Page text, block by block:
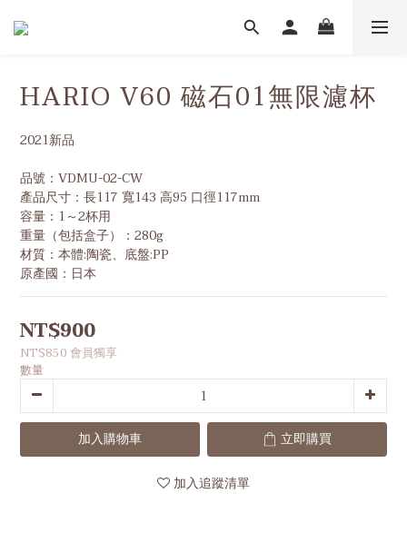
HARIO V60 磁石01無限濾杯
2021新品
品號：VDMU-02-CW
產品尺寸：長117 寬143 高95 口徑117mm
容量：1～2杯用
重量（包括盒子）：280g
材質：本體:陶瓷、底盤:PP
原產國：日本
NT$900
NT$850會員獨享
數量
加入購物車 立即購買
加入追蹤清單